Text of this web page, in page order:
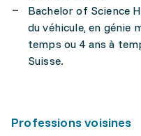
Bachelor of Science
du véhicule, en génie
temps ou 4 ans à
Suisse.
Professions voisines